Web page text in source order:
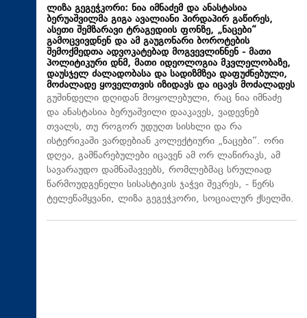
ლიზა გეგეჭკორი: ნია იმნაძემ და ანასტასია
ბერუაშვილმა გიგა ავალიანი პირდაპირ გაწირეს,
ასეთი შემზარავი ტრაგედიის ფონზე, „ნაცები“
გამოცვივდნენ და ამ გაუგონარი ბოროტების
შემოქმედთა ადვოკატებად მოგვევლინნენ - მათი
პოლიტიკური დნმ, მათი იდეოლოგია მკვლელობაზე,
დაუსჯელ ძალადობასა და სადიზმზეა დაფუძნებული,
მოძალადე ყოველთვის იზიდავს და იცავს მოძალადეს
გუშინდელი დღიდან მოყოლებული, რაც ნია იმნაძე
და ანასტასია ბერუაშვილი დააკავეს, ვადევნებ
თვალს, თუ როგორ უდუღთ სისხლი და რა
ისტერიკაში ვარდებიან კოლექტიური „ნაცები“. ორი
დღეა, გამწარებულები იცავენ ამ ორ ლაწირაკს, ამ
სავარაუდო დამნაშავეებს, რომლებმაც სრულიად
წარმოუდგენელი სისასტიკის ჯაჭვი შეკრეს, - წერს
ტელეწამყვანი, ლიზა გეგეჭკორი, სოციალურ ქსელში.